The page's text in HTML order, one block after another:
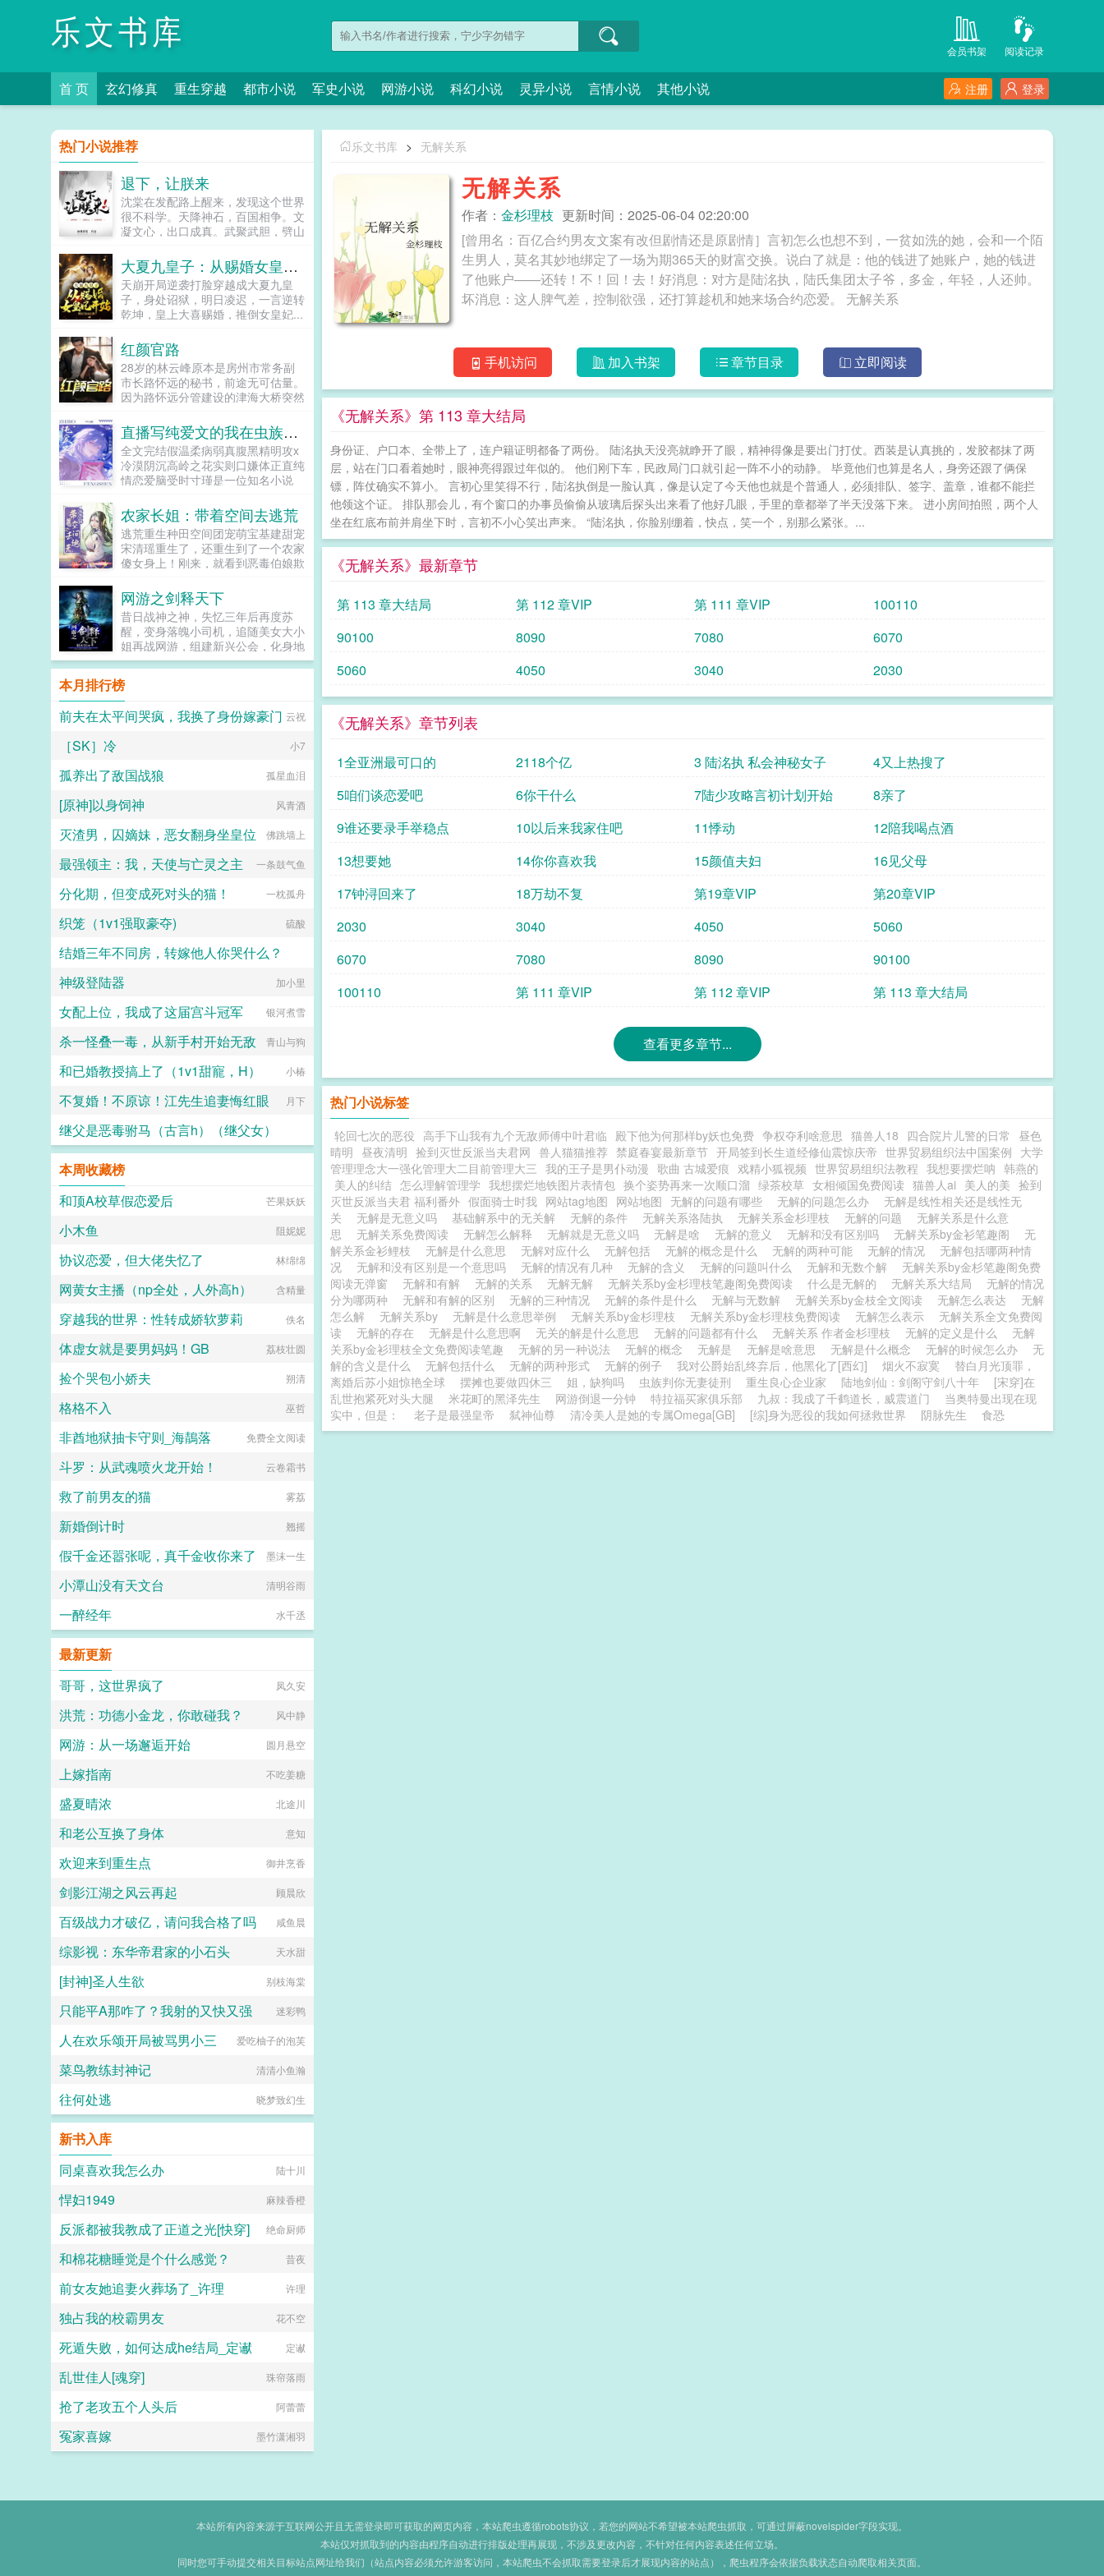
乐文书库 阅读记录
会员书架
首 页 玄幻修真 重生穿越 都市小说 军史小说 网游小说 科幻小说 灵异小说 言情小说 其他小说 登录
注册
乐文书库 > 无解关系
无解关系
作者： 金杉理枝 更新时间：2025-06-04 02:20:00
[曾用名：百亿合约男友文案有改但剧情还是原剧情］言初怎么也想不到，一贫如洗的她，会和一个陌
生男人，莫名其妙地绑定了一场为期365天的财富交换。说白了就是：他的钱进了她账户，她的钱进
了他账户——还转！不！回！去！好消息：对方是陆洺执，陆氏集团太子爷，多金，年轻，人还帅。
坏消息：这人脾气差，控制欲强，还打算趁机和她来场合约恋爱。 无解关系
手机访问 加入书架 章节目录 立即阅读
《无解关系》第 113 章大结局
身份证、户口本、全带上了，连户籍证明都备了两份。 陆洺执天没亮就睁开了眼，精神得像是要出门打仗。西装是认真挑的，发胶都抹了两
层，站在门口看着她时，眼神亮得跟过年似的。 他们刚下车，民政局门口就引起一阵不小的动静。 毕竟他们也算是名人，身旁还跟了俩保
镖，阵仗确实不算小。 言初心里笑得不行，陆洺执倒是一脸认真，像是认定了今天他也就是个普通人，必须排队、签字、盖章，谁都不能拦
他领这个证。 排队那会儿，有个窗口的办事员偷偷从玻璃后探头出来看了他好几眼，手里的章都举了半天没落下来。 进小房间拍照，两个人
坐在红底布前并肩坐下时，言初不小心笑出声来。 “陆洺执，你脸别绷着，快点，笑一个，别那么紧张。...
《无解关系》最新章节
第 113 章大结局 第 112 章VIP 第 111 章VIP
100110
90100
8090 7080
6070
5060
4050 3040 2030
《无解关系》章节列表
1全亚洲最可口的 2118个亿 3 陆洺执 私会神秘女子
4又上热搜了
5咱们谈恋爱吧
6你干什么 7陆少攻略言初计划开始
8亲了
9谁还要录手举稳点
10以后来我家住吧 11悸动
12陪我喝点酒
13想要她
14你你喜欢我 15颜值夫妇
16见父母
17钟浔回来了
18万劫不复 第19章VIP
第20章VIP
2030
3040 4050
5060
6070
7080 8090
90100
100110
第 111 章VIP 第 112 章VIP 第 113 章大结局
查看更多章节...
热门小说标签
轮回七次的恶役 高手下山我有九个无敌师傅中叶君临 殿下他为何那样by妖也免费 争权夺利啥意思 猫兽人18 四合院片儿警的日常
昼色
晴明 昼夜清明 捡到灭世反派当夫君网 兽人猫猫推荐 禁庭春宴最新章节 开局签到长生道经修仙震惊庆帝 世界贸易组织法中国案例 大学
管理理念大一强化管理大二目前管理大三 我的王子是男仆动漫 歌曲 古城爱痕 戏精小狐视频 世界贸易组织法教程 我想要摆烂呐 韩燕的
美人的纠结 怎么理解管理学 我想摆烂地铁图片表情包 换个姿势再来一次顺口溜 绿茶校草 女相倾国免费阅读 猫兽人ai 美人的美 捡到
灭世反派当夫君 福利番外 假面骑士时我 网站tag地图 网站地图 无解的问题有哪些 无解的问题怎么办
无解是线性相关还是线性无
关
无解是无意义吗 基础解系中的无关解 无解的条件 无解关系洛陆执 无解关系金杉理枝 无解的问题
无解关系是什么意
思
无解关系免费阅读 无解怎么解释 无解就是无意义吗 无解是啥 无解的意义 无解和没有区别吗 无解关系by金衫笔趣阁
无
解关系金衫鲤枝
无解是什么意思 无解对应什么 无解包括 无解的概念是什么 无解的两种可能 无解的情况
无解包括哪两种情
况
无解和没有区别是一个意思吗 无解的情况有几种 无解的含义 无解的问题叫什么 无解和无数个解
无解关系by金杉笔趣阁免费
阅读无弹窗
无解和有解 无解的关系 无解无解 无解关系by金杉理枝笔趣阁免费阅读 什么是无解的 无解关系大结局
无解的情况
分为哪两种
无解和有解的区别 无解的三种情况 无解的条件是什么 无解与无数解 无解关系by金枝全文阅读 无解怎么表达
无解
怎么解
无解关系by 无解是什么意思举例 无解关系by金杉理枝 无解关系by金杉理枝免费阅读 无解怎么表示
无解关系全文免费阅
读
无解的存在 无解是什么意思啊 无关的解是什么意思 无解的问题都有什么 无解关系 作者金杉理枝 无解的定义是什么
无解
关系by金衫理枝全文免费阅读笔趣
无解的另一种说法 无解的概念 无解是 无解是啥意思 无解是什么概念 无解的时候怎么办
无
解的含义是什么
无解包括什么 无解的两种形式 无解的例子 我对公爵始乱终弃后，他黑化了[西幻] 烟火不寂寞
替白月光顶罪，
离婚后苏小姐惊艳全球
摆摊也要做四休三 姐，缺狗吗 虫族判你无妻徒刑 重生良心企业家 陆地剑仙：剑阁守剑八十年
[宋穿]在
乱世抱紧死对头大腿
米花町的黑泽先生 网游倒退一分钟 特拉福买家俱乐部 九叔：我成了千鹤道长，威震道门
当奥特曼出现在现
实中，但是：
老子是最强皇帝 弑神仙尊 清冷美人是她的专属Omega[GB] [综]身为恶役的我如何拯救世界 阴脉先生 食恐
热门小说推荐
退下，让朕来
沈棠在发配路上醒来，发现这个世界
很不科学。天降神石，百国相争。文
凝文心，出口成真。武聚武胆，劈山
马，下一秒甲胄附身，长枪在手，一
人成军，千军万马能杀个七进七出！
她眼里的痨病鬼，口念星罗棋布，苍
天如圆盖，陆地似棋局，排兵布阵，
信手拈来！这TM都不能算不科学
了！而她主公，北郡大旱，您要不哭
一哭？沈棠主公，南州洪涝，您要不
多笑笑？沈棠看着被她干掉的十大碗
米饭，比脸干净的口袋，以及一群嗷
民，疑似饭桶转世真灵魂画手的村长
沈棠，不得不放弃心爱的画笔，被迫
走上应聘诸侯之路。PS已完结种田
争霸文女帝直播攻略，休闲慢穿大佬
文大佬退休之后。...
大夏九皇子：从赐婚女皇妃开始
天崩开局逆袭打脸穿越成大夏九皇
子，身处诏狱，明日凌迟，一言逆转
乾坤，皇上大喜赐婚，推倒女皇妃...
红颜官路
28岁的林云峰原本是房州市常务副
市长路怀远的秘书，前途无可估量。
因为路怀远分管建设的津海大桥突然
人羡慕的政坛新星被打入冷宫。娇妻
也离开了他，他心灰意冷借酒愁，却
意外发现女市委书记唐玉娆的秘密，
从此官运之门大开...
直播写纯爱文的我在虫族封神
全文完结假温柔病弱真腹黑精明攻x
冷漠阴沉高岭之花实则口嫌体正直纯
情恋爱脑受时寸瑾是一位知名小说
睁，穿书变成一只废物雄虫。时寸
瑾？原著烂尾，HE转BE。必须要掰
正剧情，穿书系统才放他回去，偏偏
系统虚弱到休眠，时寸瑾穿越当晚差
点落地成盒。低配天崩开局，死了
起救剧情，还是先想想怎么救自己
吧！时寸瑾融合记忆发现虫族世界文
化贫瘠，干脆捡起老本行连夜在星网
直播写文，开播名字上去就是一个经
久不衰震惊体室友老是穿得很厚，有
天回去早，意外发现他竟然有尾勾？
路过雌虫等等？路过雌虫什么？无数
虫震惊点进这个直播间直到下播都没
人走。新号开播当晚，空降top榜！
虫族世界观！越来越多雌虫蹲守直播
会这样！然后耿直打赏。继室友后，
血小说令这群单身寡雌欲罢不能！狂
虫能找到。直到有一天向来准时的主
网不稳定，停更。守着直播开播的百
领停战！紧急停战！先把老师送出
仰不能死！！早在发出通知前，时寸
驾驭不住的狂气拽比受，私底下其实
一，网恋上头愿意直冲战区救cp这会
骇人。可那双搂着雄虫的手正不停发
得不舒服挣了一下。阿努什卡立刻单
次的颤抖道…不，别怕，对不起，我
了摸他的金发。1主攻时寸瑾x阿努什
发展均为推动剧情而服务，星际虫族
属于幻想架空题材，请勿脱离剧情讨
论，请勿带入现实，请勿混淆现实与
虚拟小说的界限，网络小说请勿上纲
上线。3别在本文评论区提及其他作
者的文，也别在其他作者评论区提及
请友好交流，和平讨论，禁止人身攻
评论区遍地裤子实在太过超前。6吵
收非传统求爱法则求收藏...
农家长姐：带着空间去逃荒
逃荒重生种田空间团宠萌宝基建甜宠
宋清瑶重生了，还重生到了一个农家
傻女身上！刚来，就看到恶毒伯娘欺
了。刚解决了，就遇...
网游之剑释天下
昔日战神之神，失忆三年后再度苏
醒，变身落魄小司机，追随美女大小
姐再战网游，组建新兴公会，化身地
狱使者，再续网游巅峰绝唱，演绎王
者归来…...
本月排行榜
前夫在太平间哭疯，我换了身份嫁豪门 云祝
［SK］冷 小7
孤养出了敌国战狼 孤星血泪
[原神]以身饲神 风青酒
灭渣男，囚嫡妹，恶女翻身坐皇位 佛跳墙上
最强领主：我，天使与亡灵之主 一条鼓气鱼
分化期，但变成死对头的猫！ 一枕孤舟
织笼（1v1强取豪夺) 硫酸
结婚三年不同房，转嫁他人你哭什么？
军临天下
神级登陆器 加小里
女配上位，我成了这届宫斗冠军 银河煮雪
杀一怪叠一毒，从新手村开始无敌 青山与狗
和已婚教授搞上了（1v1甜寵，H） 小椿
不复婚！不原谅！江先生追妻悔红眼 月下
继父是恶毒驸马（古言h）（继父女）
本周收藏榜
和顶A校草假恋爱后
芒果妖妖
小木鱼 阻妮妮
协议恋爱，但大佬失忆了 林绵绵
网黄女主播（np全处，人外高h） 含精量
穿越我的世界：性转成娇软萝莉 佚名
体虚女就是要男妈妈！GB 荔枝壮圆
捡个哭包小娇夫 朔清
格格不入 巫哲
非酋地狱抽卡守则_海鶄落 免费全文阅读
斗罗：从武魂喷火龙开始！ 云卷霜书
救了前男友的猫 雾荔
新婚倒计时 翘摇
假千金还嚣张呢，真千金收你来了 墨沫一生
小潭山没有天文台 清明谷雨
一醉经年 水千丞
最新更新
哥哥，这世界疯了
凤久安
洪荒：功德小金龙，你敢碰我？ 风中静
网游：从一场邂逅开始 圆月悬空
上嫁指南 不吃姜糖
盛夏晴浓 北途川
和老公互换了身体 意知
欢迎来到重生点 御井烹香
剑影江湖之风云再起 顾晨欣
百级战力才破亿，请问我合格了吗 咸鱼晨
综影视：东华帝君家的小石头 天水甜
[封神]圣人生欲 别枝海棠
只能平A那咋了？我射的又快又强 迷彩鸭
人在欢乐颂开局被骂男小三 爱吃柚子的泡芙
菜鸟教练封神记 清清小鱼瀚
往何处逃 晓梦致幻生
新书入库
同桌喜欢我怎么办
陆十川
悍妇1949 麻辣香橙
反派都被我教成了正道之光[快穿] 绝命厨师
和棉花糖睡觉是个什么感觉？ 昔夜
前女友她追妻火葬场了_许理 许理
独占我的校霸男友 花不空
死遁失败，如何达成he结局_定谳 定谳
乱世佳人[魂穿] 珠帘落雨
抢了老攻五个人头后 阿蕾蕾
冤家喜嫁 墨竹潇湘羽
本站所有内容来源于互联网公开且无需登录即可获取的网页内容，本站爬虫遵循robots协议，若您的网站不希望被本站爬虫抓取，可通过屏蔽novelspider字段实现。
本站仅对抓取到的内容由程序自动进行排版处理再展现，不涉及更改内容，不针对任何内容表述任何立场。
同时您可手动提交相关目标站点网址给我们（站点内容必须允许游客访问，本站爬虫不会抓取需要登录后才展现内容的站点），爬虫程序会依据负载状态自动爬取相关页面。